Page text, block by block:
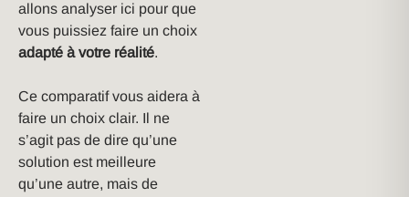
allons analyser ici pour que
vous puissiez faire un choix
adapté à votre réalité.
Ce comparatif vous aidera à
faire un choix clair. Il ne
s’agit pas de dire qu’une
solution est meilleure
qu’une autre, mais de